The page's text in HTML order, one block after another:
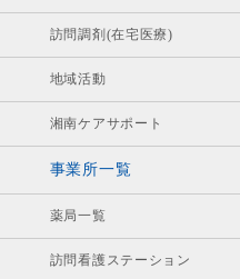
訪問調剤(在宅医療)
地域活動
湘南ケアサポート
事業所一覧
薬局一覧
訪問看護ステーション